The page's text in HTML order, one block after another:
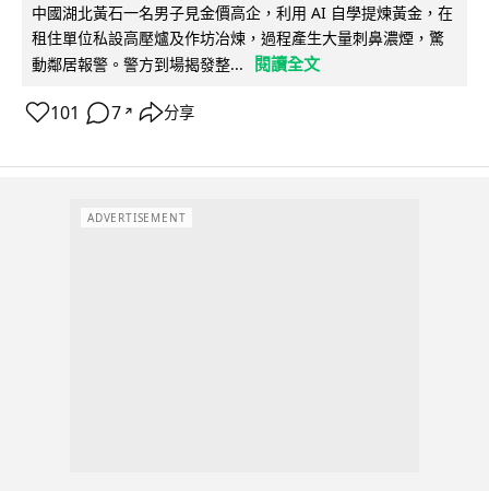
中國湖北黃石一名男子見金價高企，利用 AI 自學提煉黃金，在
租住單位私設高壓爐及作坊冶煉，過程產生大量刺鼻濃煙，驚
動鄰居報警。警方到場揭發整...
閱讀全文
101 7 ↗ 分享
ADVERTISEMENT